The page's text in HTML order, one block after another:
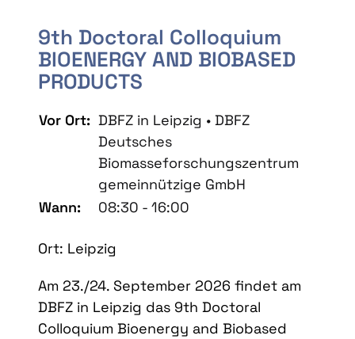
9th Doctoral Colloquium
BIOENERGY AND BIOBASED
PRODUCTS
Vor Ort: DBFZ in Leipzig • DBFZ
Deutsches
Biomasseforschungszentrum
gemeinnützige GmbH
Wann:
08:30 - 16:00
Ort: Leipzig
Am 23./24. September 2026 findet am
DBFZ in Leipzig das 9th Doctoral
Colloquium Bioenergy and Biobased